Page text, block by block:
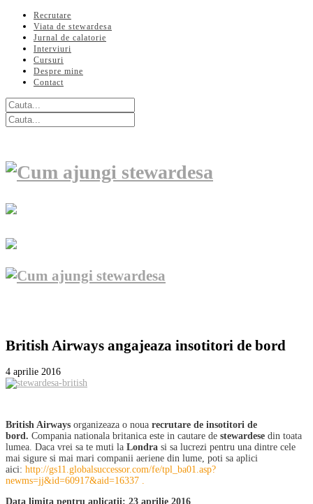
Recrutare
Viata de stewardesa
Jurnal de calatorie
Interviuri
Cursuri
Despre mine
Contact
British Airways angajeaza insotitori de bord
4 aprilie 2016
British Airways organizeaza o noua recrutare de insotitori de
bord. Compania nationala britanica este in cautare de stewardese din toata
lumea. Daca vrei sa te muti la Londra si sa lucrezi pentru una dintre cele
mai sigure si mai mari companii aeriene din lume, poti sa aplici
aici: http://gs11.globalsuccessor.com/fe/tpl_ba01.asp?
newms=jj&id=60917&aid=16337 .
Data limita pentru aplicatii: 23 aprilie 2016